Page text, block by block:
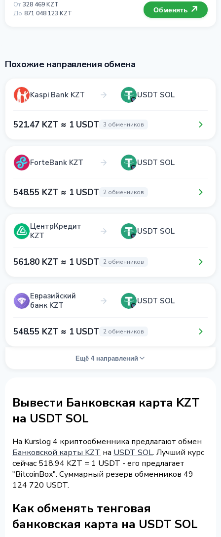
От 328 469 KZT
До 871 048 123 KZT Обменять
Похожие направления обмена
Kaspi Bank KZT USDT SOL
521.47 KZT ≈ 1 USDT 3 обменников
ForteBank KZT USDT SOL
548.55 KZT ≈ 1 USDT 2 обменников
ЦентрКредит
KZT
USDT SOL
561.80 KZT ≈ 1 USDT 2 обменников
Евразийский
банк KZT
USDT SOL
548.55 KZT ≈ 1 USDT 2 обменников
Ещё 4 направлений
Вывести Банковская карта KZT
на USDT SOL
На Kurslog 4 криптообменника предлагают обмен
Банковской карты KZT на USDT SOL. Лучший курс
сейчас 518.94 KZT = 1 USDT - его предлагает
"BitcoinBox". Суммарный резерв обменников 49
124 720 USDT.
Как обменять тенговая
банковская карта на USDT SOL